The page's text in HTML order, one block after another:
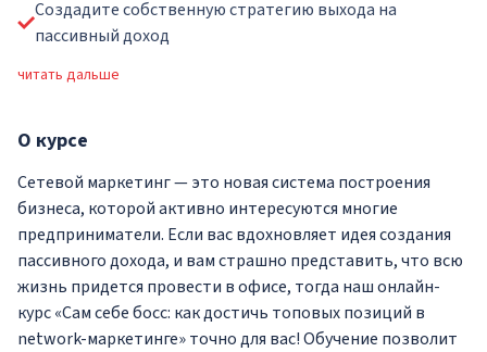
Создадите собственную стратегию выхода на
пассивный доход
читать дальше
О курсе
Сетевой маркетинг — это новая система построения
бизнеса, которой активно интересуются многие
предприниматели. Если вас вдохновляет идея создания
пассивного дохода, и вам страшно представить, что всю
жизнь придется провести в офисе, тогда наш онлайн-
курс «Сам себе босс: как достичь топовых позиций в
network-маркетинге» точно для вас! Обучение позволит